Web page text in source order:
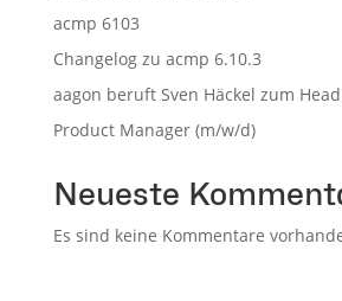
acmp 6103
Changelog zu acmp 6.10.3
aagon beruft Sven Häckel zum
Product Manager (m/w/d)
Neueste
Es sind keine Kommentare